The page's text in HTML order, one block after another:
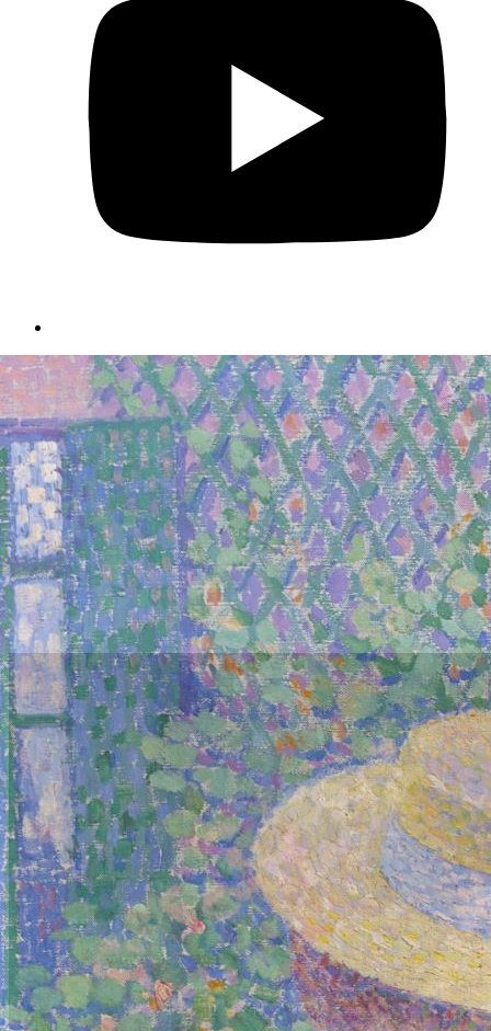
Inscrivez-vous à la newsletter
Ne manquez pas nos futures annonces !
Voyagez dans la collection